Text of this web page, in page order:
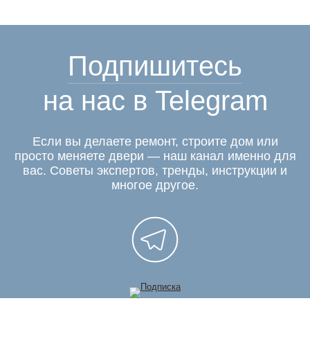
Подпишитесь
на нас в Telegram
Если вы делаете ремонт, строите дом или
просто меняете двери — наш канал именно для
вас. Советы экспертов, тренды, инструкции и
многое другое.